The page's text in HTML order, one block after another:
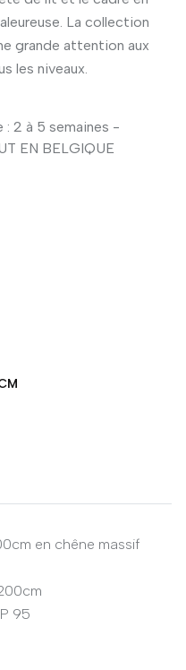
La collection
grande attention aux
les niveaux.
: 2 à 5 semaines -
EN BELGIQUE
en chêne massif
95